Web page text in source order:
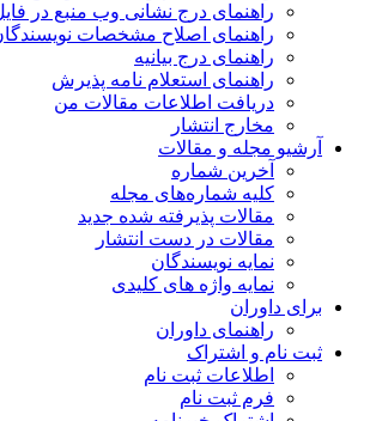
راهنمای درج نشانی وب منبع در فایل Word مقاله
راهنمای اصلاح مشخصات نویسندگان
راهنمای درج بیانیه
راهنمای استعلام نامه پذیرش
دریافت اطلاعات مقالات من
مخارج انتشار
آرشیو مجله و مقالات
آخرین شماره
کلیه شماره‌های مجله
مقالات پذیرفته شده جدید
مقالات در دست انتشار
نمایه نویسندگان
نمایه واژه های کلیدی
برای داوران
راهنمای داوران
ثبت نام و اشتراک
اطلاعات ثبت نام
فرم ثبت نام